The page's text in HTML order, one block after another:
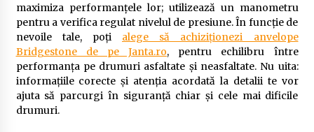
maximiza performanțele lor; utilizează un manometru
pentru a verifica regulat nivelul de presiune. În funcție de
nevoile tale, poți alege să achiziționezi anvelope
Bridgestone de pe Janta.ro, pentru echilibru între
performanța pe drumuri asfaltate și neasfaltate. Nu uita:
informațiile corecte și atenția acordată la detalii te vor
ajuta să parcurgi în siguranță chiar și cele mai dificile
drumuri.